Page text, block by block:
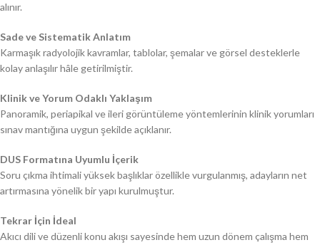
alınır.
Sade ve Sistematik Anlatım
Karmaşık radyolojik kavramlar, tablolar, şemalar ve görsel desteklerle
kolay anlaşılır hâle getirilmiştir.
Klinik ve Yorum Odaklı Yaklaşım
Panoramik, periapikal ve ileri görüntüleme yöntemlerinin klinik yorumları
sınav mantığına uygun şekilde açıklanır.
DUS Formatına Uyumlu İçerik
Soru çıkma ihtimali yüksek başlıklar özellikle vurgulanmış, adayların net
artırmasına yönelik bir yapı kurulmuştur.
Tekrar İçin İdeal
Akıcı dili ve düzenli konu akışı sayesinde hem uzun dönem çalışma hem